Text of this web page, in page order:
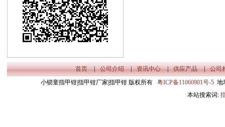
首页 | 公司介绍 | 资讯中心 | 供应产品 |
公司
小锁童指甲钳|指甲钳厂家|指甲钳 版权所有 粤ICP备11060901号-5 地
本站搜索词: